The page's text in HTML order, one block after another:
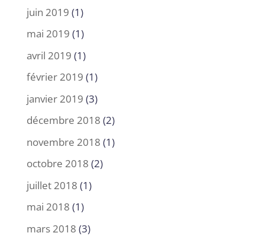
juin 2019 (1)
mai 2019 (1)
avril 2019 (1)
février 2019 (1)
janvier 2019 (3)
décembre 2018 (2)
novembre 2018 (1)
octobre 2018 (2)
juillet 2018 (1)
mai 2018 (1)
mars 2018 (3)